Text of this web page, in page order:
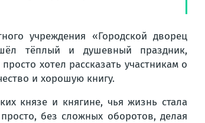
учреждения «Городской дворец
тёплый и душевный праздник,
хотел рассказать участникам о
и хорошую книгу.
князе и княгине, чья жизнь стала
без сложных оборотов, делая